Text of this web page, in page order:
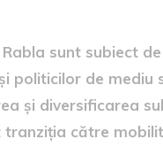
sunt subiect
de mediu
și diversificarea
tranziția către